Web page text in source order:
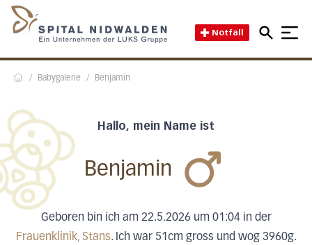
Notfall
/ Babygalerie / Benjamin
Hallo, mein Name ist
Benjamin
Geboren bin ich am 22.5.2026 um 01:04 in der
Frauenklinik, Stans. Ich war 51cm gross und wog 3960g.